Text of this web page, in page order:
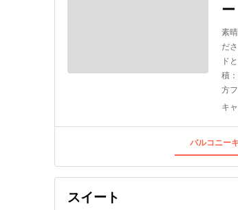
ー
素
だ
ド
積
方
キ
バルコニー
スイート